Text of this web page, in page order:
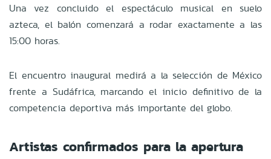
Una vez concluido el espectáculo musical en suelo
azteca, el balón comenzará a rodar exactamente a las
15:00 horas.
El encuentro inaugural medirá a la selección de México
frente a Sudáfrica, marcando el inicio definitivo de la
competencia deportiva más importante del globo.
Artistas confirmados para la apertura